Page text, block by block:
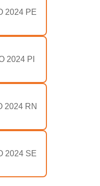
2024 PE
2024 PI
2024 RN
2024 SE